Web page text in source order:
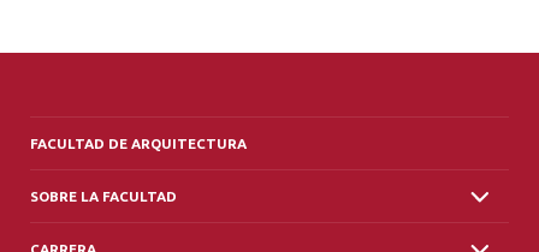
FACULTAD DE ARQUITECTURA
SOBRE LA FACULTAD